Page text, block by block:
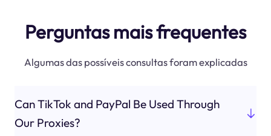
Perguntas mais frequentes
Algumas das possíveis consultas foram explicadas
Can TikTok and PayPal Be Used Through
Our Proxies?